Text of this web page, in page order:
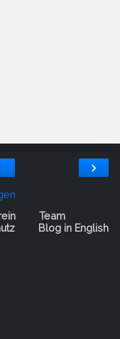
›
Team
Blog in English